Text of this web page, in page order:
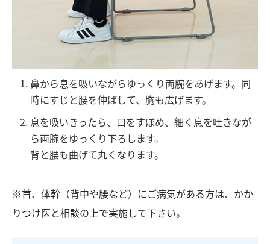
鼻から息を吸いながらゆっくり両腕をあげます。同
時にすじと腰を伸ばして、胸も広げます。
息を吸いきったら、口をすぼめ、細く息を吐きなが
ら両腕をゆっくり下ろします。
背と腰も曲げて丸くなります。
※首、体幹（背中や腰など）にご病気がある方は、かか
りつけ医と相談の上で実施して下さい。